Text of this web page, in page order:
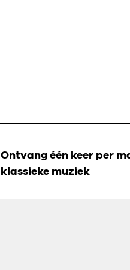
Ontvang één keer per
klassieke muziek